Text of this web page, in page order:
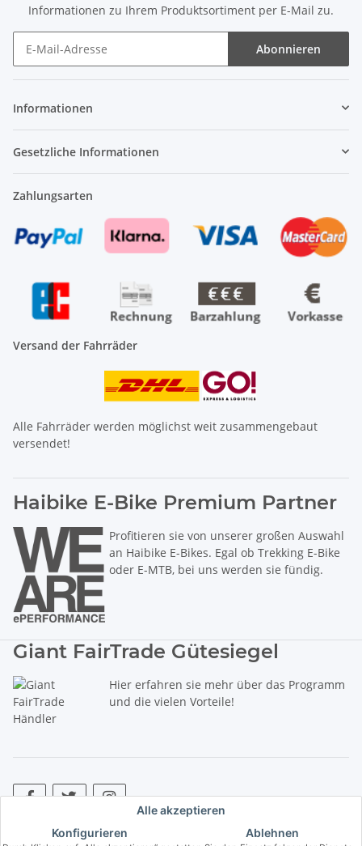
Alle akzeptieren
Konfigurieren
Ablehnen
Informationen zu Ihrem Produktsortiment per E-Mail zu.
Abonnieren
Informationen
Gesetzliche Informationen
Zahlungsarten
Versand der Fahrräder
Alle Fahrräder werden möglichst weit zusammengebaut
versendet!
Haibike E-Bike Premium Partner
Profitieren sie von unserer großen Auswahl
an Haibike E-Bikes. Egal ob Trekking E-Bike
oder E-MTB, bei uns werden sie fündig.
Giant FairTrade Gütesiegel
Hier erfahren sie mehr über das Programm
und die vielen Vorteile!
* Alle Preise inkl. gesetzlicher USt., zzgl.
. ** Hierbei handelt es